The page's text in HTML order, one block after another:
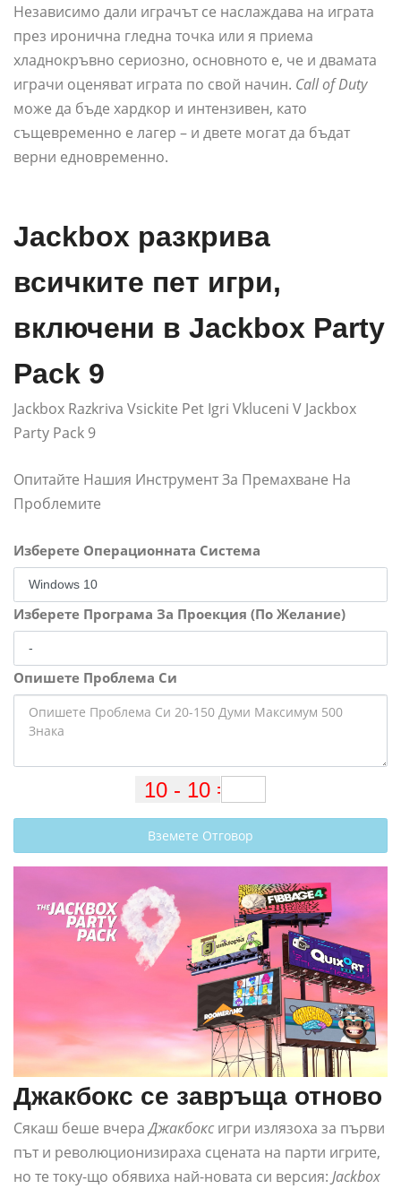
Независимо дали играчът се наслаждава на играта
през иронична гледна точка или я приема
хладнокръвно сериозно, основното е, че и двамата
играчи оценяват играта по свой начин. Call of Duty
може да бъде хардкор и интензивен, като
същевременно е лагер – и двете могат да бъдат
верни едновременно.
Jackbox разкрива
всичките пет игри,
включени в Jackbox Party
Pack 9
Jackbox Razkriva Vsickite Pet Igri Vkluceni V Jackbox
Party Pack 9
Опитайте Нашия Инструмент За Премахване На
Проблемите
Изберете Операционната Система
Изберете Програма За Проекция (По Желание)
Опишете Проблема Си
Вземете Отговор
Джакбокс се завръща отново
Сякаш беше вчераДжакбокс игри излязоха за първи
път и революционизираха сцената на парти игрите,
но те току-що обявиха най-новата си версия: Jackbox